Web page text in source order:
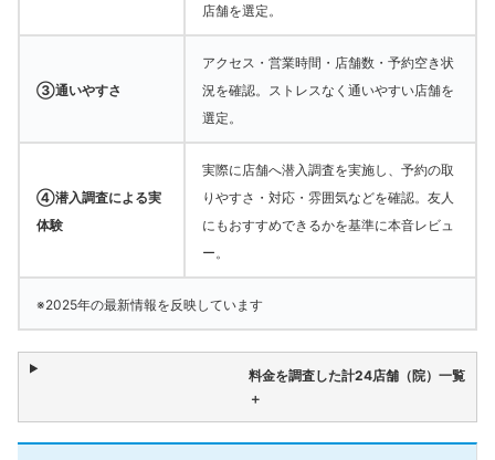
店舗を選定。
③通いやすさ
アクセス・営業時間・店舗数・予約空き状
況を確認。ストレスなく通いやすい店舗を
選定。
④潜入調査による実
体験
実際に店舗へ潜入調査を実施し、予約の取
りやすさ・対応・雰囲気などを確認。友人
にもおすすめできるかを基準に本音レビュ
ー。
※2025年の最新情報を反映しています
料金を調査した計24店舗（院）一覧
＋